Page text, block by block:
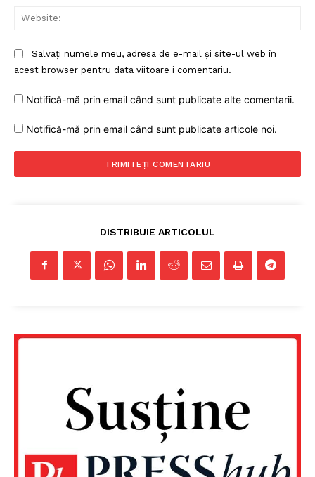
Salvați numele meu, adresa de e-mail și site-ul web în
acest browser pentru data viitoare i comentariu.
Notifică-mă prin email când sunt publicate alte comentarii.
Notifică-mă prin email când sunt publicate articole noi.
DISTRIBUIE ARTICOLUL